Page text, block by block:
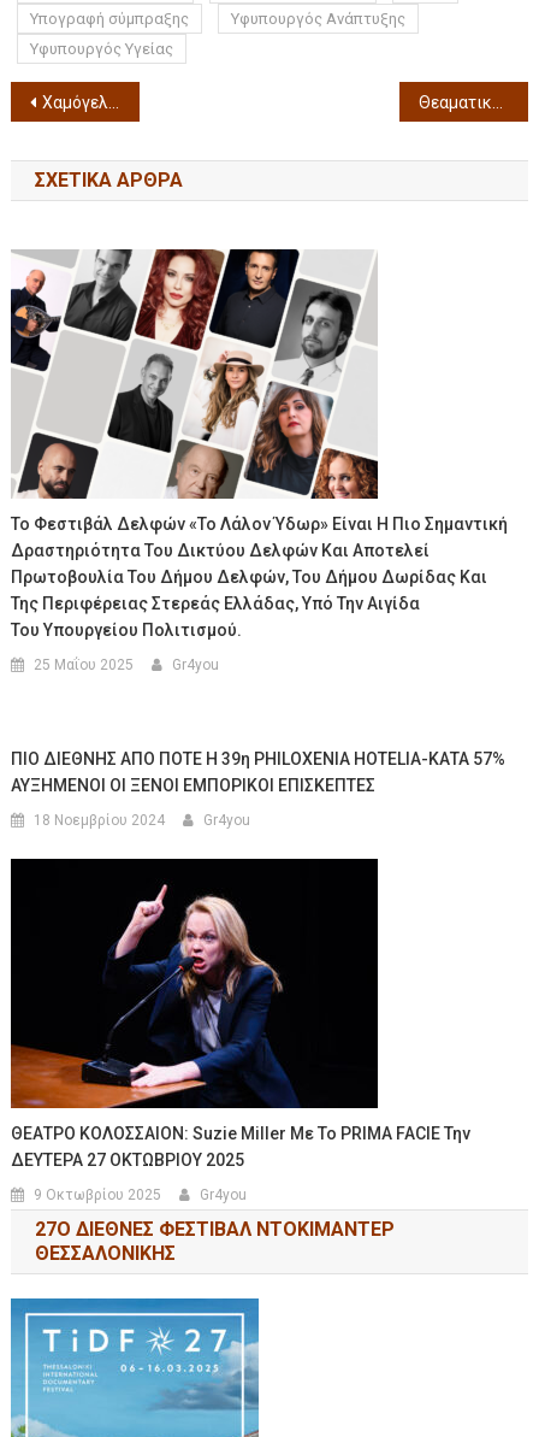
Υπογραφή σύμπραξης
Υφυπουργός Ανάπτυξης
Υφυπουργός Υγείας
Χαμόγελα, ποδήλατα και μαθήματα ζωής στην Παγκόσμια Ημέρα Ποδηλάτου στην Καλαμαριά
ΣΧΕΤΙΚΆ ΆΡΘΡΑ
Το Φεστιβάλ Δελφών «Το Λάλον Ύδωρ» Είναι Η Πιο Σημαντική
Δραστηριότητα Του Δικτύου Δελφών Και Αποτελεί
Πρωτοβουλία Του Δήμου Δελφών, Του Δήμου Δωρίδας Και
Της Περιφέρειας Στερεάς Ελλάδας, Υπό Την Αιγίδα
Του Υπουργείου Πολιτισμού.
25 Μαΐου 2025 Gr4you
ΠΙΟ ΔΙΕΘΝΗΣ ΑΠΟ ΠΟΤΕ Η 39η PHILOXENIA HOTELIA-ΚΑΤΑ 57%
ΑΥΞΗΜΕΝΟΙ ΟΙ ΞΕΝΟΙ ΕΜΠΟΡΙΚΟΙ ΕΠΙΣΚΕΠΤΕΣ
18 Νοεμβρίου 2024 Gr4you
ΘΕΑΤΡΟ ΚΟΛΟΣΣΑΙΟΝ: Suzie Miller Με Το PRIMA FACIE Την
ΔΕΥΤΕΡΑ 27 ΟΚΤΩΒΡΙΟΥ 2025
9 Οκτωβρίου 2025 Gr4you
27Ο ΔΙΕΘΝΕΣ ΦΕΣΤΙΒΑΛ ΝΤΟΚΙΜΑΝΤΕΡ
ΘΕΣΣΑΛΟΝΙΚΗΣ